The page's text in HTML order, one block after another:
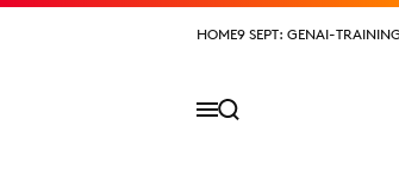
HOME9 SEPT: GENAI-TRAINING
HOME9 SEPT: GENAI-TRAINING